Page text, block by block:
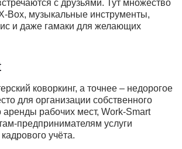
с друзьями. Тут множество
Box, музыкальные инструменты,
и даже гамаки для желающих
коворкинг, а точнее – недорогое
для организации собственного
рабочих мест, Work-Smart
предпринимателям услуги
учёта.